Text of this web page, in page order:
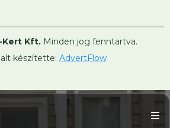
Kert Kft. Minden jog fenntartva.
készítette: AdvertFlow